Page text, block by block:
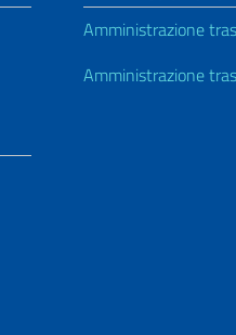
Amministrazione
Amministrazione